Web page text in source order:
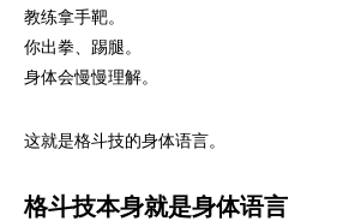
教练拿手靶。
你出拳、踢腿。
身体会慢慢理解。
这就是格斗技的身体语言。
格斗技本身就是身体语言